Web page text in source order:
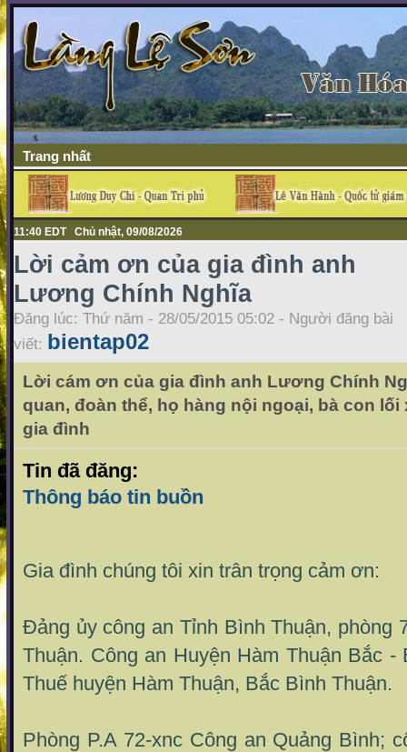
Trang nhất
11:40 EDT Chủ nhật, 09/08/2026
Lời cảm ơn của gia đình anh
Lương Chính Nghĩa
Đăng lúc: Thứ năm - 28/05/2015 05:02 - Người đăng bài
viết: bientap02
Lời cám ơn của gia đình anh Lương Chính
quan, đoàn thể, họ hàng nội ngoại, bà con
gia đình
Tin đã đăng:
Thông báo tin buồn
Gia đình chúng tôi xin trân trọng cảm ơn:
Đảng ủy công an Tỉnh Bình Thuận, phòng
Thuận. Công an Huyện Hàm Thuận Bắc -
Thuế huyện Hàm Thuận, Bắc Bình Thuận.
Phòng P.A 72-xnc Công an Quảng Bình;